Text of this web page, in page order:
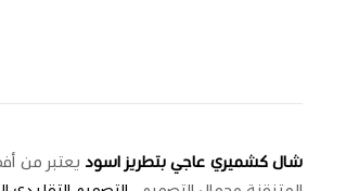
شال كشميري عاجي بتطريز اسود يعتبر من